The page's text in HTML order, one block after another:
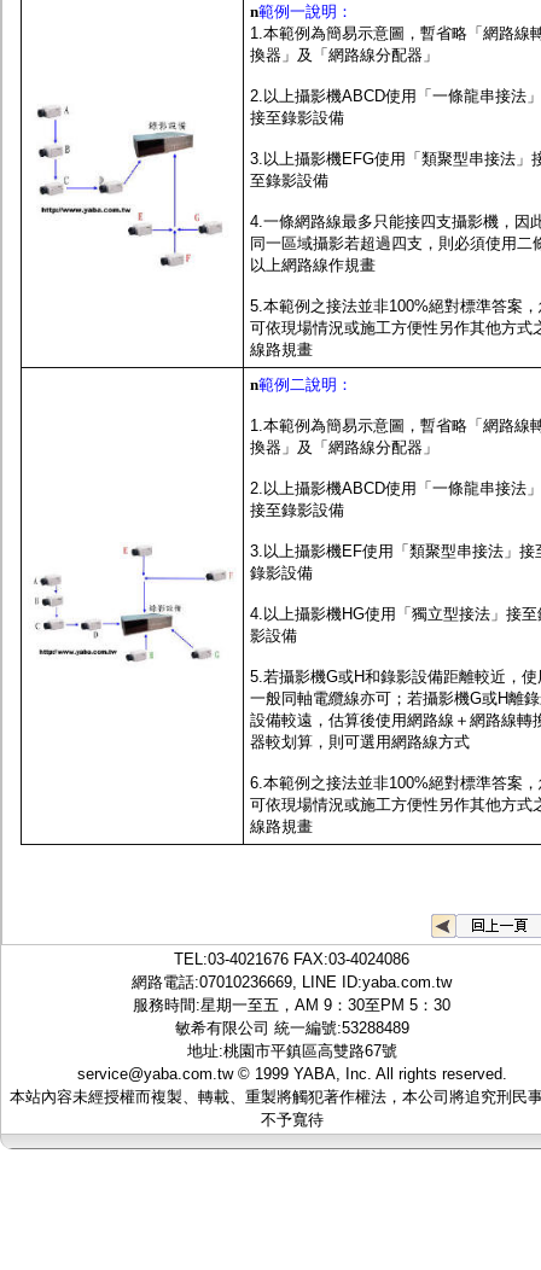
n範例一說明：
1.本範例為簡易示意圖，暫省略「網路線
換器」及「網路線分配器」
2.以上攝影機ABCD使用「一條龍串接法」
接至錄影設備
3.以上攝影機EFG使用「類聚型串接法」
至錄影設備
4.一條網路線最多只能接四支攝影機，因
同一區域攝影若超過四支，則必須使用二
以上網路線作規畫
5.本範例之接法並非100%絕對標準答案
可依現場情況或施工方便性另作其他方式
線路規畫
n範例二說明：
1.本範例為簡易示意圖，暫省略「網路線
換器」及「網路線分配器」
2.以上攝影機ABCD使用「一條龍串接法」
接至錄影設備
3.以上攝影機EF使用「類聚型串接法」接
錄影設備
4.以上攝影機HG使用「獨立型接法」接至
影設備
5.若攝影機G或H和錄影設備距離較近，使
一般同軸電纜線亦可；若攝影機G或H離
設備較遠，估算後使用網路線＋網路線轉
器較划算，則可選用網路線方式
6.本範例之接法並非100%絕對標準答案
可依現場情況或施工方便性另作其他方式
線路規畫
TEL:03-4021676 FAX:03-4024086
網路電話:07010236669, LINE ID:yaba.com.tw
服務時間:星期一至五，AM 9：30至PM 5：30
敏希有限公司 統一編號:53288489
地址:桃園市平鎮區高雙路67號
service@yaba.com.tw© 1999 YABA, Inc. All rights reserved.
本站內容未經授權而複製、轉載、重製將觸犯著作權法，本公司將追究刑民
不予寬待